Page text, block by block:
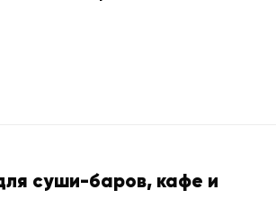
суши-баров, кафе и